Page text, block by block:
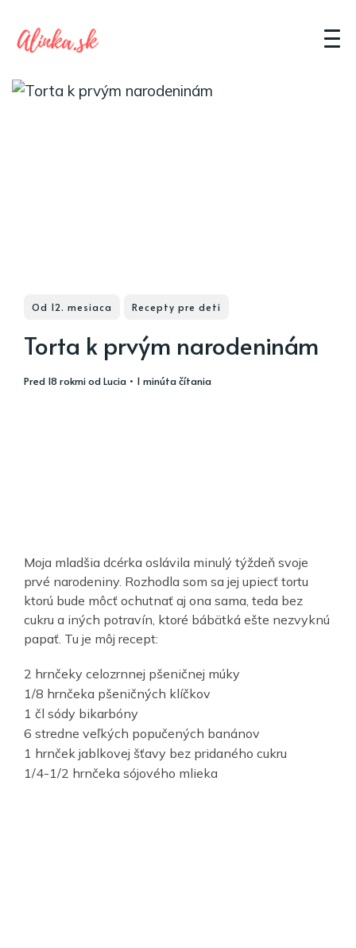
Od 12. mesiaca Recepty pre deti
Torta k prvým narodeninám
pred 18 rokmiodLucia • 1 minúta čítania
Moja mladšia dcérka oslávila minulý týždeň svoje
prvé narodeniny. Rozhodla som sa jej upiecť tortu
ktorú bude môcť ochutnať aj ona sama, teda bez
cukru a iných potravín, ktoré bábätká ešte nezvyknú
papať. Tu je môj recept:
2 hrnčeky celozrnnej pšeničnej múky
1/8 hrnčeka pšeničných klíčkov
1 čl sódy bikarbóny
6 stredne veľkých popučených banánov
1 hrnček jablkovej šťavy bez pridaného cukru
1/4-1/2 hrnčeka sójového mlieka